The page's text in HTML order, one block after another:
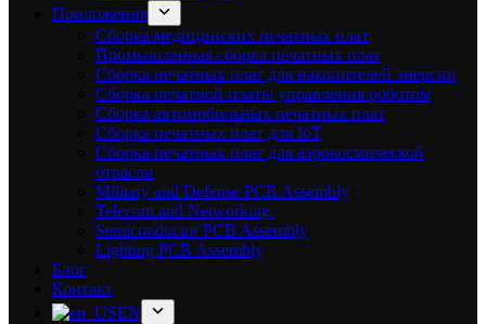
Приложения
Сборка медицинских печатных плат
Промышленная сборка печатных плат
Сборка печатных плат для накопителей энергии
Сборка печатной платы управления роботом
Сборка автомобильных печатных плат
Сборка печатных плат для IoT
Сборка печатных плат для аэрокосмической
отрасли
Military and Defense PCB Assembly
Telecom and Networking
Semiconductor PCB Assembly
Lighting PCB Assembly
Блог
Контакт
EN